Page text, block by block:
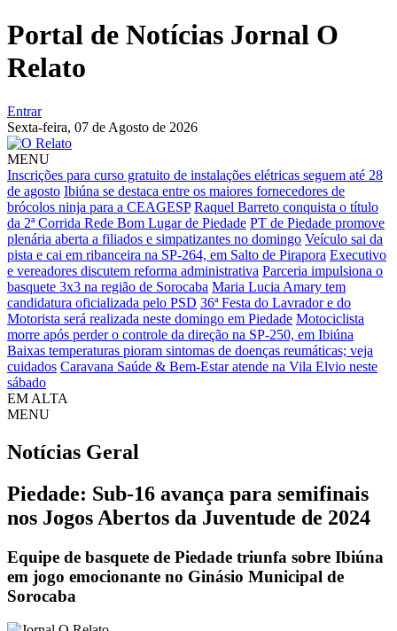
Portal de Notícias Jornal O
Relato
Entrar
Sexta-feira, 07 de Agosto de 2026
MENU
Inscrições para curso gratuito de instalações elétricas seguem até 28
de agosto Ibiúna se destaca entre os maiores fornecedores de
brócolos ninja para a CEAGESP Raquel Barreto conquista o título
da 2ª Corrida Rede Bom Lugar de Piedade PT de Piedade promove
plenária aberta a filiados e simpatizantes no domingo Veículo sai da
pista e cai em ribanceira na SP-264, em Salto de Pirapora Executivo
e vereadores discutem reforma administrativa Parceria impulsiona o
basquete 3x3 na região de Sorocaba Maria Lucia Amary tem
candidatura oficializada pelo PSD 36ª Festa do Lavrador e do
Motorista será realizada neste domingo em Piedade Motociclista
morre após perder o controle da direção na SP-250, em Ibiúna
Baixas temperaturas pioram sintomas de doenças reumáticas; veja
cuidados Caravana Saúde & Bem-Estar atende na Vila Elvio neste
sábado
EM ALTA
MENU
Notícias Geral
Piedade: Sub-16 avança para semifinais
nos Jogos Abertos da Juventude de 2024
Equipe de basquete de Piedade triunfa sobre Ibiúna
em jogo emocionante no Ginásio Municipal de
Sorocaba